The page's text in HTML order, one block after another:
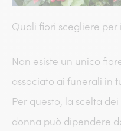
Quali fiori scegliere
Non esiste un unico
associato ai funerali in
Per questo, la scelta
donna può dipendere